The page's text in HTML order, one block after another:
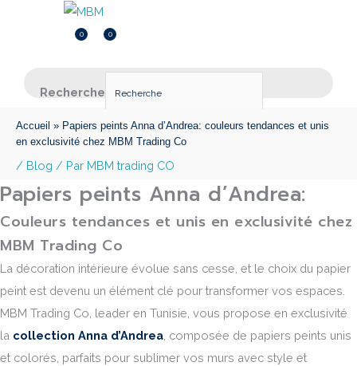
Inscription0 0
0.000
Recherche
×
Accueil » Papiers peints Anna d’Andrea: couleurs tendances et unis
en exclusivité chez MBM Trading Co
/ Blog / Par MBM trading CO
Papiers peints Anna d’Andrea:
Couleurs tendances et unis en exclusivité chez
MBM Trading Co
La décoration intérieure évolue sans cesse, et le choix du papier
peint est devenu un élément clé pour transformer vos espaces.
MBM Trading Co, leader en Tunisie, vous propose en exclusivité
la collection Anna d’Andrea , composée de papiers peints unis
et colorés, parfaits pour sublimer vos murs avec style et